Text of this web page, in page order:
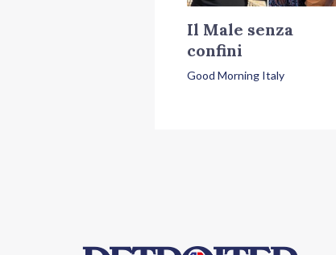
Il Male senza
confini
Good Morning Italy